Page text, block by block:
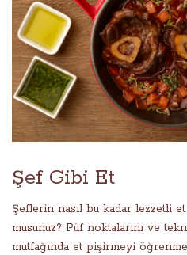
Şef Gibi Et
Şeflerin nasıl bu kadar lezzetli
musunuz? Püf noktalarını ve
mutfağında et pişirmeyi